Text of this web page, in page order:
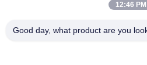
12:46 PM
Good day, what product are you